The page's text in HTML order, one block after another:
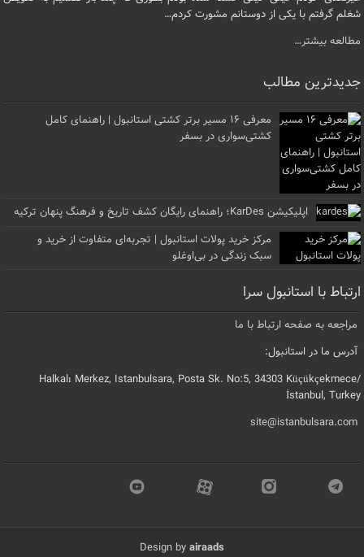
شغلم گرفتم با یکی از دوستانم مشورت کردم…
مطالعه بیشتر…
جدیدترین مطالب
معرفی ۱۶ مسیر برتر کشتی استانبول | راهنمای کامل
کشتی‌سواری در بسفر
اپلیکیشن KarDes؛ راهنمای رایگان کشف تاریخ و فرهنگ پنهان ترکیه
مرکز خرید پولات استانبول | تجربه‌ای متفاوت از خرید و
سبک زندگی در بی‌اوغلو
ارتباط با استانبول سرا
مراجعه به صفحه ارتباط با ما
آدرس ما در استانبول:
Halkalı Merkez, Istanbulsara, Posta Sk. No:5, 34303 Küçükçekmece/
İstanbul, Turkey
site@istanbulsara.com
Design byairaads